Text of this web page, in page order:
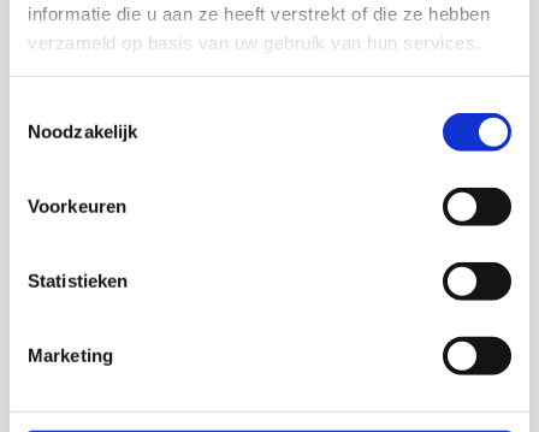
informatie die u aan ze heeft verstrekt of die ze hebben
verzameld op basis van uw gebruik van hun services.
Noodzakelijk
Voorkeuren
Statistieken
Marketing